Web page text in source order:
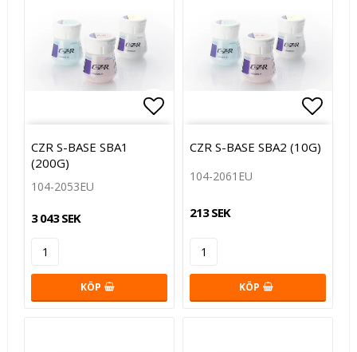
Lägg till i favoritlistan
CZR S-BASE SBA1
(200G)
104-2053EU
3 043 SEK
KÖP
Lägg
CZR S-BASE SBA2 (10G)
104-2061EU
213 SEK
KÖP